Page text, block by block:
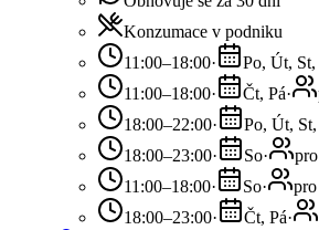
Konzumace v podniku
11:00–18:00· Po, Út,
11:00–18:00· Čt, Pá·
18:00–22:00· Po, Út,
18:00–23:00· So·
11:00–18:00· So·
18:00–23:00· Čt, Pá·